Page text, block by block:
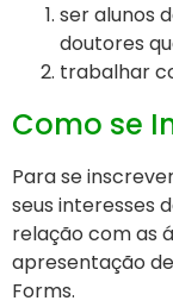
ser alunos
doutores
trabalhar
Como se
Para se
seus interesses
relação com as
apresentação
Forms.